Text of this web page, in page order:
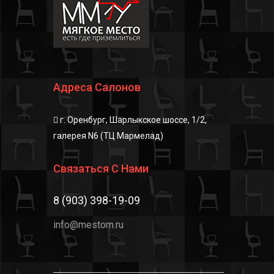
Адреса Салонов
г. Оренбург, Шарлыкское шоссе, 1/2,
галерея N6 (ТЦ Мармелад)
Связаться С Нами
8 (903) 398-19-09
info@mestom.ru